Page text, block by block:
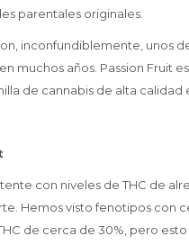
parentales originales.
inconfundiblemente, unos
muchos años. Passion Fruit
de cannabis de alta calidad
con niveles de THC de
Hemos visto fenotipos con
de cerca de 30%, pero